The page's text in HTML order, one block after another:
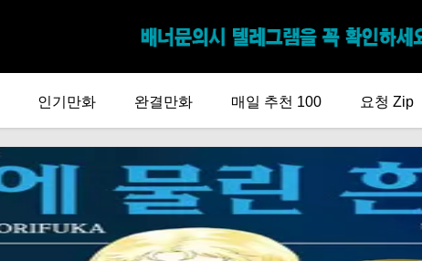
인기만화 완결만화 매일 추천 100 요청 Zip